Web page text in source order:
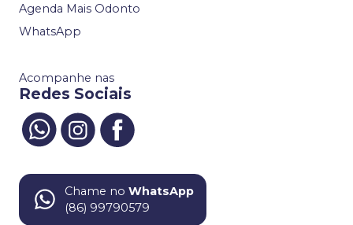
Agenda Mais Odonto
WhatsApp
Acompanhe nas
Redes Sociais
Chame no WhatsApp
(86) 99790579